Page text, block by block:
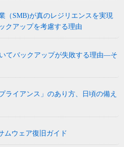
（SMB)が真のレジリエンスを実現
クアップを考慮する理由
てバックアップが失敗する理由―そ
ライアンス」のあり方、日頃の備え
ムウェア復旧ガイド